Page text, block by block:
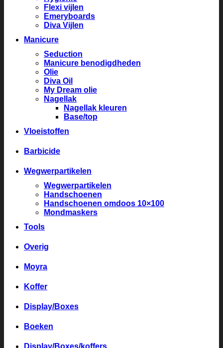
Flexi vijlen
Emeryboards
Diva Vijlen
Manicure
Seduction
Manicure benodigdheden
Olie
Diva Oil
My Dream olie
Nagellak
Nagellak kleuren
Base/top
Vloeistoffen
Barbicide
Wegwerpartikelen
Wegwerpartikelen
Handschoenen
Handschoenen omdoos 10×100
Mondmaskers
Tools
Overig
Moyra
Koffer
Display/Boxes
Boeken
Display/Boxes/koffers